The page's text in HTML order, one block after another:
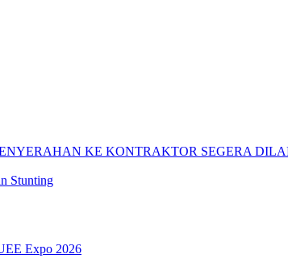
KE KONTRAKTOR SEGERA
Stunting
Expo 2026